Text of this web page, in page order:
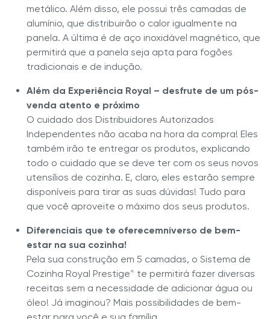
metálico. Além disso, ele possui três camadas de
alumínio, que distribuirão o calor igualmente na
panela. A última é de aço inoxidável magnético, que
permitirá que a panela seja apta para fogões
tradicionais e de indução.
Além da Experiência Royal – desfrute de um pós-
venda atento e próximo
O cuidado dos Distribuidores Autorizados
Independentes não acaba na hora da compra! Eles
também irão te entregar os produtos, explicando
todo o cuidado que se deve ter com os seus novos
utensílios de cozinha. E, claro, eles estarão sempre
disponíveis para tirar as suas dúvidas! Tudo para
que você aproveite o máximo dos seus produtos.
Diferenciais que te oferecemniverso de bem-
estar na sua cozinha!
Pela sua construção em 5 camadas, o Sistema de
Cozinha Royal Prestige® te permitirá fazer diversas
receitas sem a necessidade de adicionar água ou
óleo! Já imaginou? Mais possibilidades de bem-